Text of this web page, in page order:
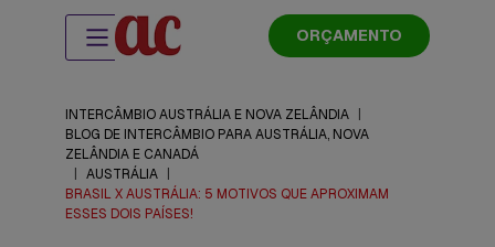
ORÇAMENTO
INTERCÂMBIO AUSTRÁLIA E NOVA ZELÂNDIA
BLOG DE INTERCÂMBIO PARA AUSTRÁLIA, NOVA
ZELÂNDIA E CANADÁ
AUSTRÁLIA
BRASIL X AUSTRÁLIA: 5 MOTIVOS QUE APROXIMAM
ESSES DOIS PAÍSES!